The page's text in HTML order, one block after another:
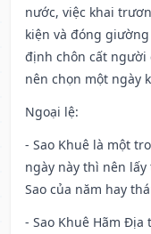
nước, việc khai
kiện và đóng
định chôn cất
nên chọn một ngày
Ngoại lệ:
- Sao Khuê là một
ngày này thì nên lấy
Sao của năm hay
- Sao Khuê Hãm Địa